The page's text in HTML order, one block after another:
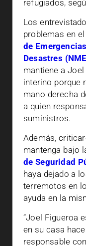
refugiados,
Los
problemas en el
de
Desastres
mantiene a
interino porque
mano derecha
a quien
suministros.
Además,
mantenga bajo
de Seguridad
haya dejado a
terremotos en
ayuda en la
“Joel Figueroa
en su casa
responsable